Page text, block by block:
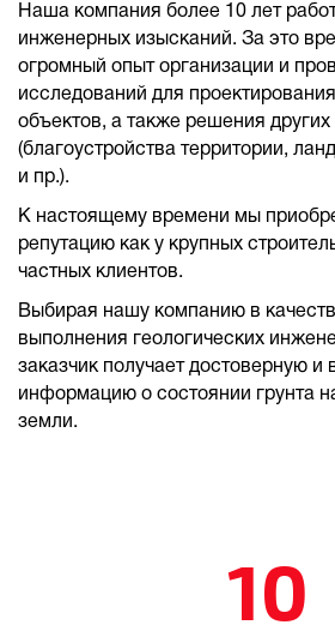
Наша компания более 10 лет
инженерных изысканий. За это
огромный опыт организации и
исследований для
объектов, а также решения других
(благоустройства территории,
и пр.).
К настоящему времени мы
репутацию как у крупных
частных клиентов.
Выбирая нашу компанию в
выполнения геологических
заказчик получает достоверную
информацию о состоянии грунта
земли.
10